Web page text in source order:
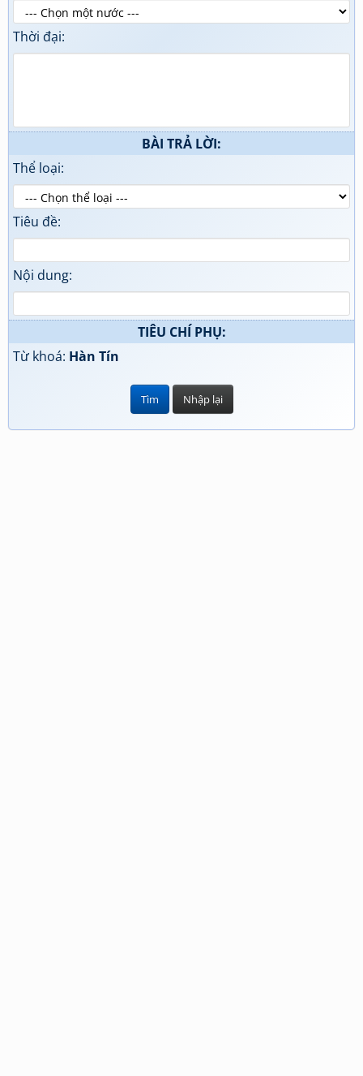
Thời đại:
BÀI TRẢ LỜI:
Thể loại:
Tiêu đề:
Nội dung:
TIÊU CHÍ PHỤ:
Từ khoá: Hàn Tín